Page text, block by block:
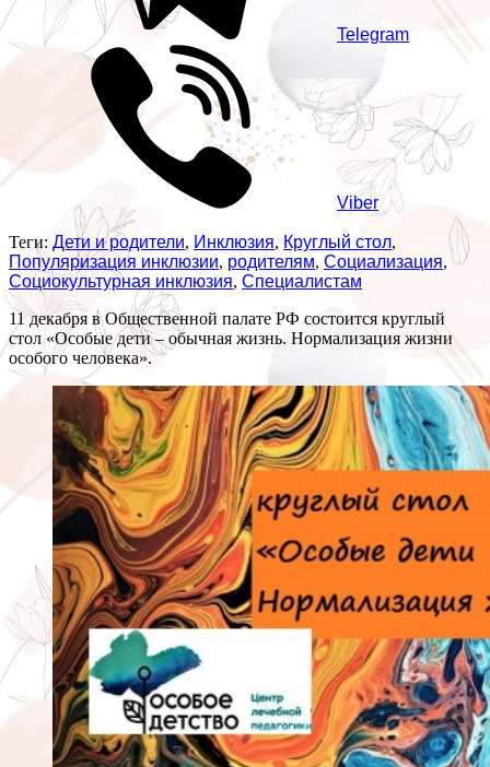
Telegram
Viber
Теги: Дети и родители, Инклюзия, Круглый стол,
Популяризация инклюзии, родителям, Социализация,
Социокультурная инклюзия, Специалистам
11 декабря в Общественной палате РФ состоится круглый
стол «Особые дети – обычная жизнь. Нормализация жизни
особого человека».